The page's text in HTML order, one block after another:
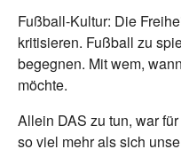
Fußball-Kultur: Die
kritisieren. Fußball zu
begegnen. Mit wem,
möchte.
Allein DAS zu tun, war
so viel mehr als sich